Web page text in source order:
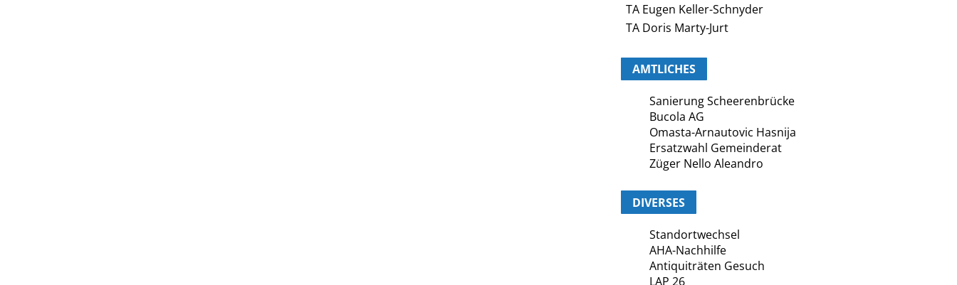
TA Eugen Keller-Schnyder
TA Doris Marty-Jurt
AMTLICHES
Sanierung Scheerenbrücke
Bucola AG
Omasta-Arnautovic Hasnija
Ersatzwahl Gemeinderat
Züger Nello Aleandro
DIVERSES
Standortwechsel
AHA-Nachhilfe
Antiquiträten Gesuch
LAP 26